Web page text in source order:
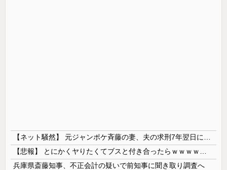
兵庫県斎藤知事、不正会計の疑いで前知事に聞き取り調査へ